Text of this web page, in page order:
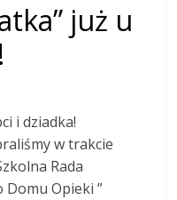
już u
i dziadka!
w trakcie
Rada
Domu Opieki ”